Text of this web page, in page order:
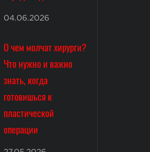
04.06.2026
О чем молчат хирурги?
Что нужно и важно
знать, когда
готовишься к
пластической
операции